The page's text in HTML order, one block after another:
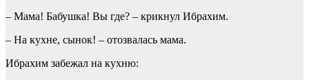
– Мама! Бабушка! Вы где? – крикнул Ибрахим.
– На кухне, сынок! – отозвалась мама.
Ибрахим забежал на кухню: